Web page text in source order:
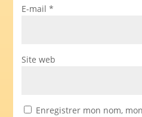
E-mail *
Site web
Enregistrer mon nom,